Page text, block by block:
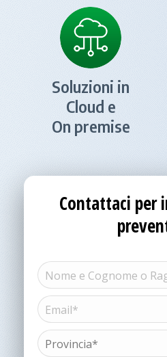
Soluzioni in
Cloud e
On premise
Contattaci per
Nome
e
Cognome
o
Ragione
sociale*
(Obbligatorio)
Nome
Email*
(Obbligatorio)
Provincia*
(Obbligatorio)